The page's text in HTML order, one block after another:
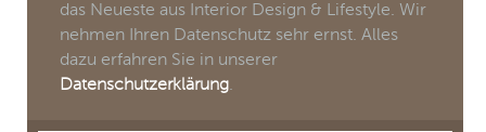
das Neueste aus Interior Design & Lifestyle. Wir
nehmen Ihren Datenschutz sehr ernst. Alles
dazu erfahren Sie in unserer
Datenschutzerklärung.